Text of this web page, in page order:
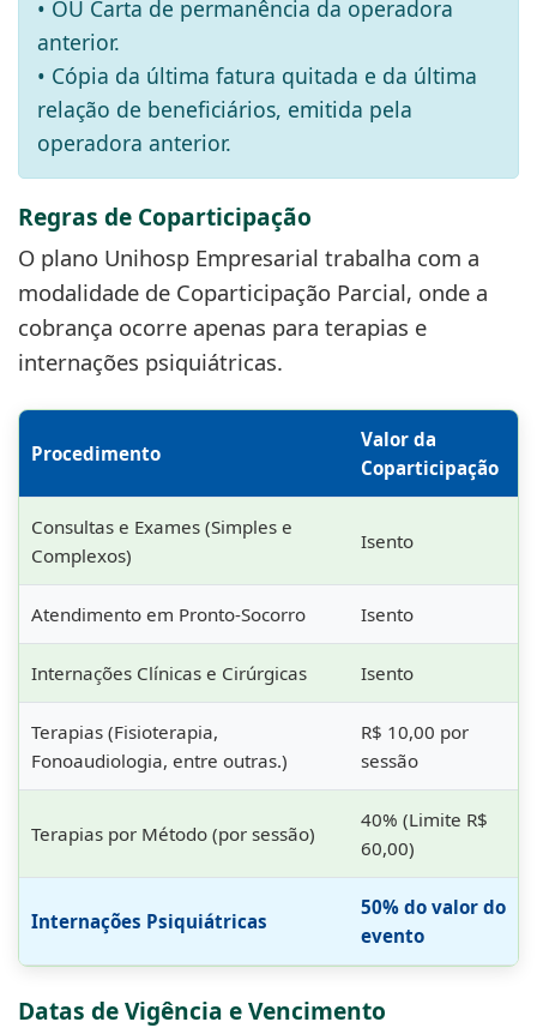
• OU Carta de permanência da operadora
anterior.
• Cópia da última fatura quitada e da última
relação de beneficiários, emitida pela
operadora anterior.
Regras de Coparticipação
O plano Unihosp Empresarial trabalha com a
modalidade de Coparticipação Parcial, onde a
cobrança ocorre apenas para terapias e
internações psiquiátricas.
Procedimento
Valor da
Coparticipação
Consultas e Exames (Simples e
Complexos)
Isento
Atendimento em Pronto-Socorro Isento
Internações Clínicas e Cirúrgicas Isento
Terapias (Fisioterapia,
Fonoaudiologia, entre outras.)
R$ 10,00 por
sessão
Terapias por Método (por sessão)
40% (Limite R$
60,00)
Internações Psiquiátricas
50% do valor do
evento
Datas de Vigência e Vencimento